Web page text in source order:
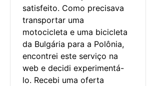
satisfeito. Como precisava
transportar uma
motocicleta e uma bicicleta
da Bulgária para a Polônia,
encontrei este serviço na
web e decidi experimentá-
lo. Recebi uma oferta